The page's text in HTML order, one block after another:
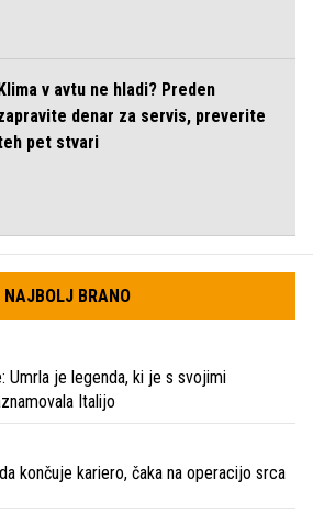
v avtu ne hladi? Preden
denar za servis, preverite
pet stvari
NAJBOLJ BRANO
Umrla je legenda, ki je s svojimi
Italijo
končuje kariero, čaka na operacijo srca